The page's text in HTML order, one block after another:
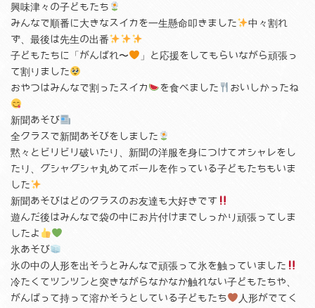
興味津々の子どもたち
みんなで順番に大きなスイカを一生懸命叩きました
中々割れ
ず、最後は先生の出番
子どもたちに「がんばれ〜
」と応援をしてもらいながら頑張っ
て割りました
おやつはみんなで割ったスイカ
を食べました おいしかったね
新聞あそび
全クラスで新聞あそびをしました
黙々とビリビリ破いたり、新聞の洋服を身につけてオシャレをし
たり、グシャグシャ丸めてボールを作っている子どもたちもいま
した
新聞あそびはどのクラスのお友達も大好きです
遊んだ後はみんなで袋の中にお片付けまでしっかり頑張ってしま
したよ
氷あそび
氷の中の人形を出そうとみんなで頑張って氷を触っていました
冷たくてツンツンと突きながらなかなか触れない子どもたちや、
がんばって持って溶かそうとしている子どもたち
人形がでてく